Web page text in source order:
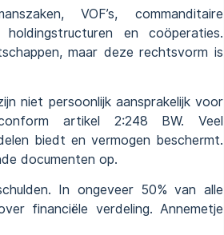
VOF’s, commanditaire
en coöperaties.
maar deze rechtsvorm is
niet persoonlijk aansprakelijk voor
conform artikel 2:248 BW. Veel
biedt en vermogen beschermt.
documenten op.
In ongeveer 50% van alle
financiële verdeling. Annemetje